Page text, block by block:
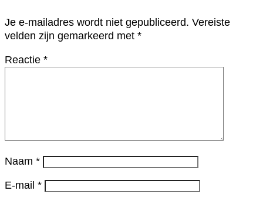
Je e-mailadres wordt niet gepubliceerd. Vereiste
velden zijn gemarkeerd met *
Reactie *
Naam *
E-mail *